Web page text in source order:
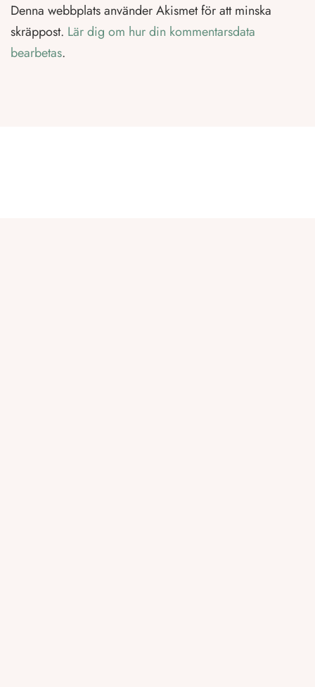
Denna webbplats använder Akismet för att minska
skräppost. Lär dig om hur din kommentarsdata
bearbetas.